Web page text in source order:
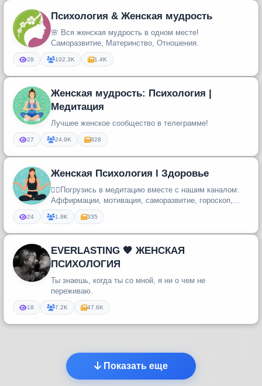
Психология & Женская мудрость
🌸 Вся женская мудрость в одном месте!
Саморазвитие, Материнство, Отношения.
28 102.3K 1.4K
Женская мудрость: Психология |
Медитация
Лучшее женское сообщество в телеграмме!
27 24.9K 828
Женская Психология l Здоровье
🧘‍♀️Погрузись в медитацию вместе с нашим каналом:
Аффирмации, мотивация, саморазвитие, гороскоп,
астрология, таро.
24 1.9K 335
EVERLASTING 🖤 ЖЕНСКАЯ
ПСИХОЛОГИЯ
Ты знаешь, когда ты со мной, я ни о чем не
переживаю.
18 7.2K 47.6K
Показать еще